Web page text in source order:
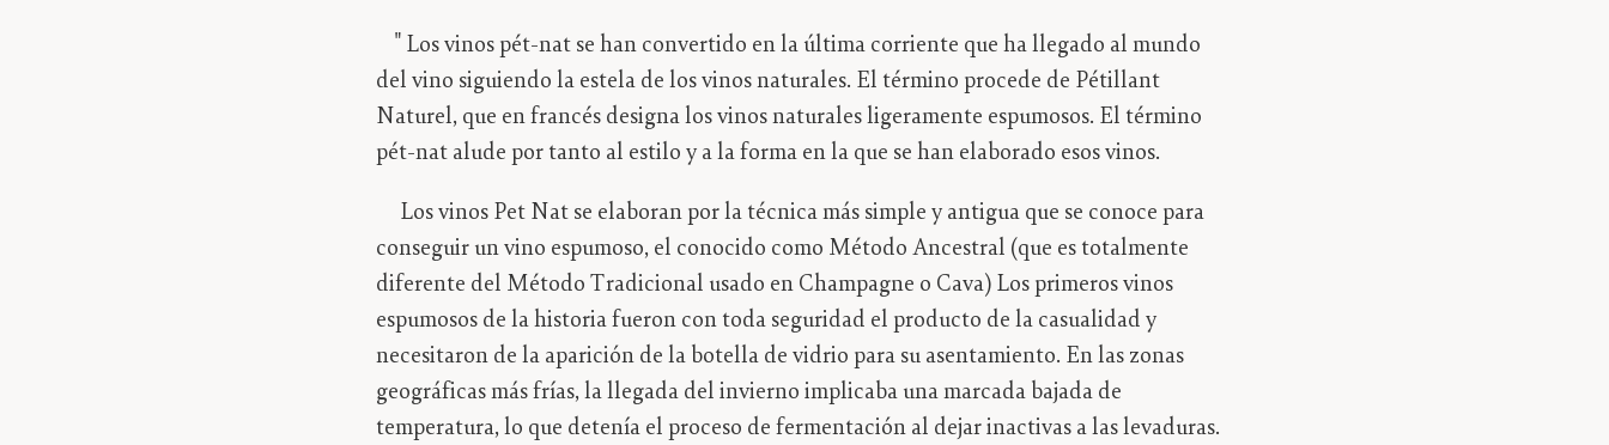
" Los vinos pét-nat se han convertido en la última corriente que ha llegado al mundo
del vino siguiendo la estela de los vinos naturales. El término procede de Pétillant
Naturel, que en francés designa los vinos naturales ligeramente espumosos. El término
pét-nat alude por tanto al estilo y a la forma en la que se han elaborado esos vinos.
Los vinos Pet Nat se elaboran por la técnica más simple y antigua que se conoce para
conseguir un vino espumoso, el conocido como Método Ancestral (que es totalmente
diferente del Método Tradicional usado en Champagne o Cava) Los primeros vinos
espumosos de la historia fueron con toda seguridad el producto de la casualidad y
necesitaron de la aparición de la botella de vidrio para su asentamiento. En las zonas
geográficas más frías, la llegada del invierno implicaba una marcada bajada de
temperatura, lo que detenía el proceso de fermentación al dejar inactivas a las levaduras.